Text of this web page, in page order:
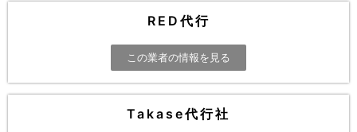
RED代行
この業者の情報を見る
Takase代行社